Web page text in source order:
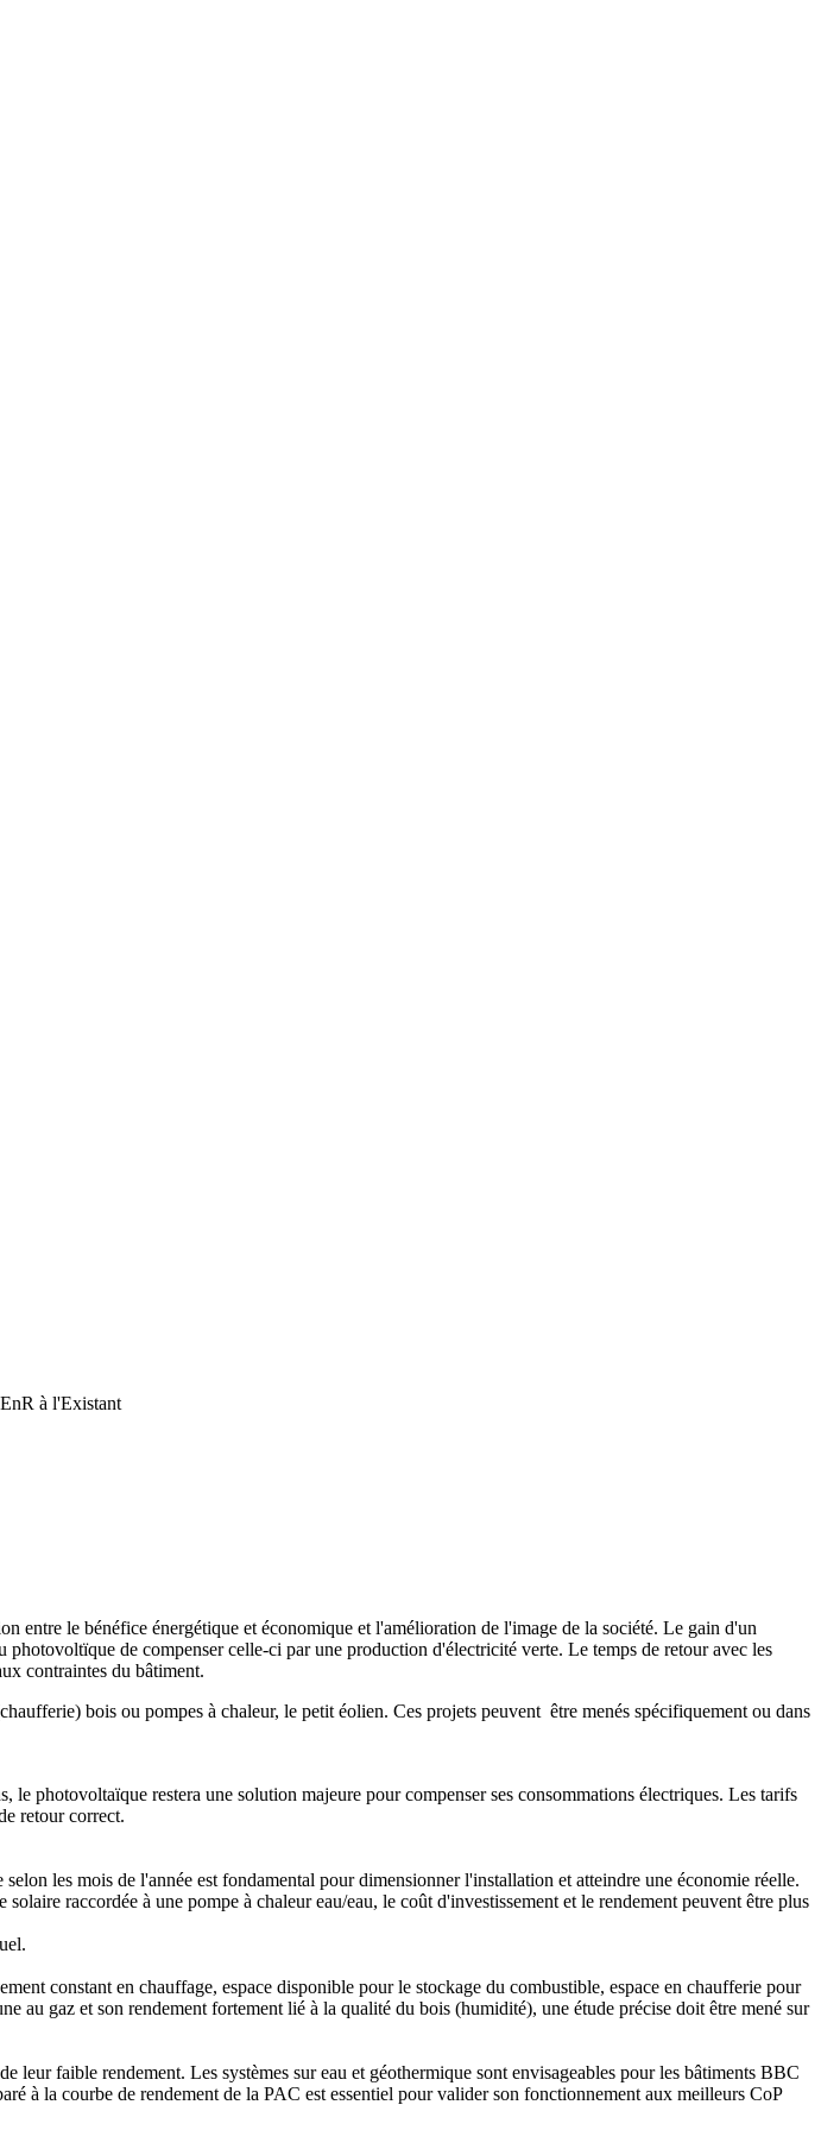
à l'Existant
entre le bénéfice énergétique et économique et l'amélioration de l'image de la société. Le gain d'un
de compenser celle-ci par une production d'électricité verte. Le temps de retour avec les
contraintes du bâtiment.
bois ou pompes à chaleur, le petit éolien. Ces projets peuvent être menés spécifiquement ou dans
photovoltaïque restera une solution majeure pour compenser ses consommations électriques. Les tarifs
retour correct.
les mois de l'année est fondamental pour dimensionner l'installation et atteindre une économie réelle.
raccordée à une pompe à chaleur eau/eau, le coût d'investissement et le rendement peuvent être plus
constant en chauffage, espace disponible pour le stockage du combustible, espace en chaufferie pour
au gaz et son rendement fortement lié à la qualité du bois (humidité), une étude précise doit être mené sur
leur faible rendement. Les systèmes sur eau et géothermique sont envisageables pour les bâtiments BBC
à la courbe de rendement de la PAC est essentiel pour valider son fonctionnement aux meilleurs CoP